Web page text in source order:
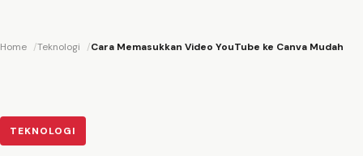
Home Teknologi Cara Memasukkan Video YouTube ke Canva Mudah
TEKNOLOGI